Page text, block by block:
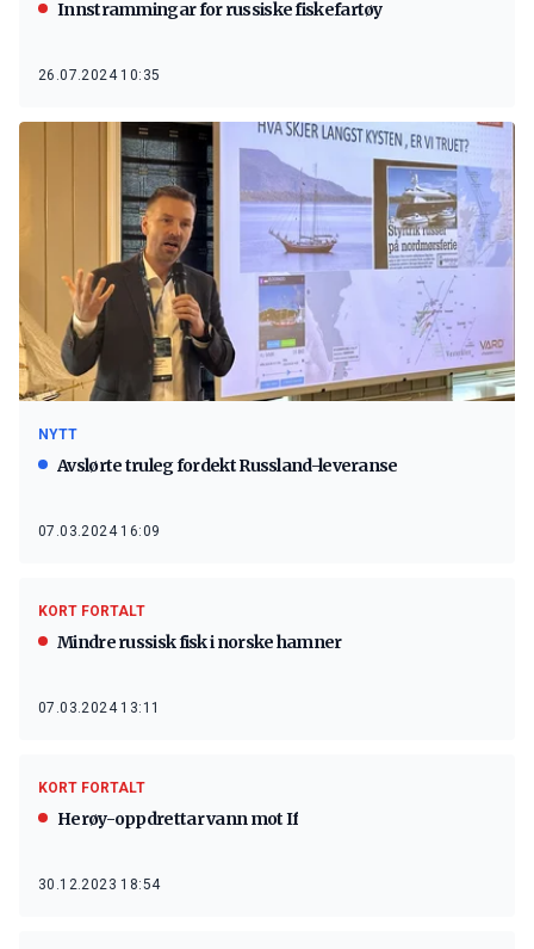
Innstrammingar for russiske fiskefartøy
26.07.2024 10:35
NYTT
Avslørte truleg fordekt Russland-leveranse
07.03.2024 16:09
KORT FORTALT
Mindre russisk fisk i norske hamner
07.03.2024 13:11
KORT FORTALT
Herøy-oppdrettar vann mot If
30.12.2023 18:54